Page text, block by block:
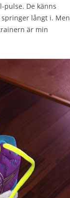
pulse. De känns
långt i. Men
är min